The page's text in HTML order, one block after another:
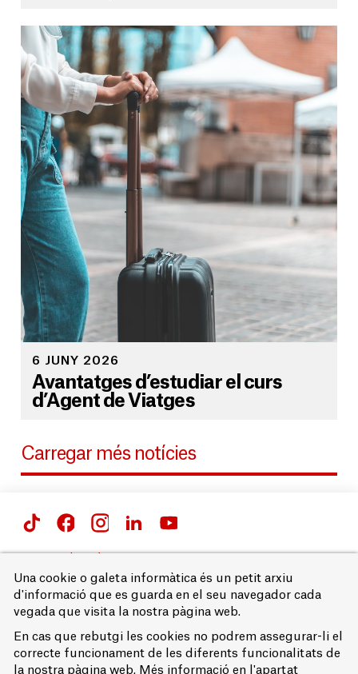
6 JUNY 2026
Avantatges d’estudiar el curs
d’Agent de Viatges
Carregar més notícies
08007 Barcelona
T. 93 215 68 00
Avís legal
Accessibilitat
Política de privacitat
Política de cookies
Una cookie o galeta informàtica és un petit arxiu
d'informació que es guarda en el seu navegador cada
vegada que visita la nostra pàgina web.
En cas que rebutgi les cookies no podrem assegurar-li el
correcte funcionament de les diferents funcionalitats de
la nostra pàgina web. Més informació en l'apartat